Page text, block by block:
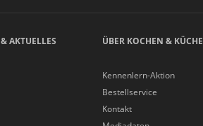
AKTUELLES ÜBER KOCHEN & KÜCHE
Kennenlern-Aktion
Bestellservice
Kontakt